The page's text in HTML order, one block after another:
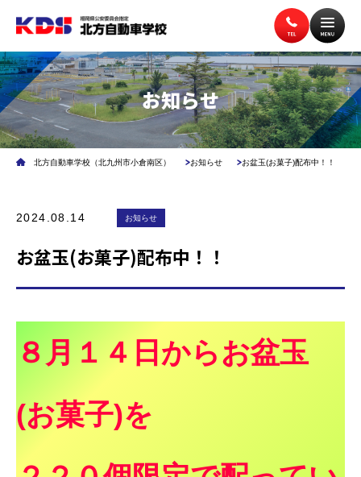
トップページ 入校案内
施設案内
無料送迎バス よくある質問
企業安全運転研修 学校交通安全講習
教習生ページ
お知らせ
北方自動車学校（北九州市小倉南区） お知らせ お盆玉(お菓子)配布中！！
2024.08.14 お知らせ
お盆玉(お菓子)配布中！！
８月１４日からお盆玉
(お菓子)を